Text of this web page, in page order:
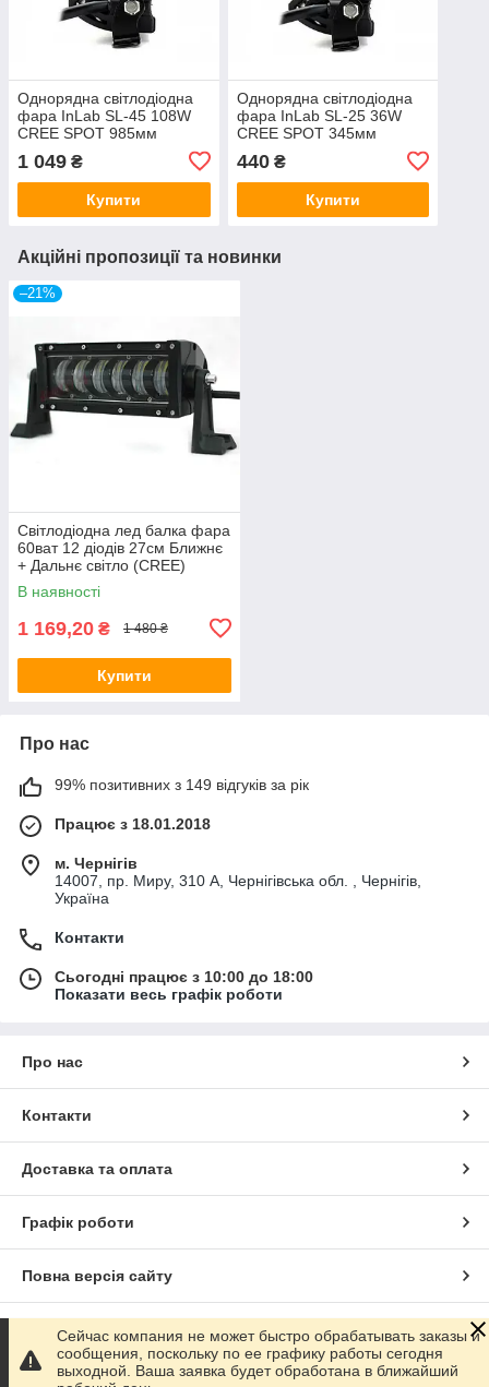
Однорядна світлодіодна
фара InLab SL-45 108W
CREE SPOT 985мм
1 049 ₴
Купити
Однорядна світлодіодна
фара InLab SL-25 36W
CREE SPOT 345мм
440₴
Купити
Акційні пропозиції та новинки
–21%
Світлодіодна лед балка фара
60ват 12 діодів 27см Ближнє
+ Дальнє світло (CREE)
В наявності
1 169,20 ₴ 1 480 ₴
Купити
Про нас
99% позитивних з 149 відгуків за рік
Працює з 18.01.2018
м. Чернігів
14007, пр. Миру, 310 А, Чернігівська обл. , Чернігів,
Україна
Контакти
Сьогодні працює з 10:00 до 18:00
Показати весь графік роботи
Про нас
Контакти
Доставка та оплата
Графік роботи
Повна версія сайту
Сайт створено на маркетплейсі Prom.ua
Політика конфіденційності
Сейчас компания не может быстро обрабатывать заказы и
сообщения, поскольку по ее графику работы сегодня
выходной. Ваша заявка будет обработана в ближайший